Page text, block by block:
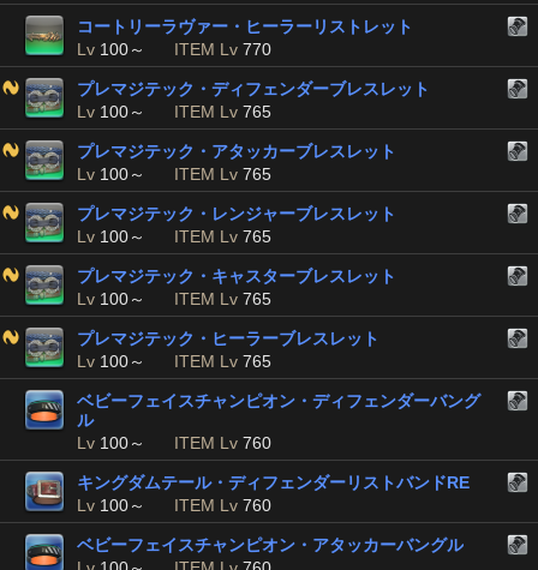
コートリーラヴァー・ヒーラーリストレット
Lv 100～ ITEM Lv 770
プレマジテック・ディフェンダーブレスレット
Lv 100～ ITEM Lv 765
プレマジテック・アタッカーブレスレット
Lv 100～ ITEM Lv 765
プレマジテック・レンジャーブレスレット
Lv 100～ ITEM Lv 765
プレマジテック・キャスターブレスレット
Lv 100～ ITEM Lv 765
プレマジテック・ヒーラーブレスレット
Lv 100～ ITEM Lv 765
ベビーフェイスチャンピオン・ディフェンダーバング
ル
Lv 100～ ITEM Lv 760
キングダムテール・ディフェンダーリストバンドRE
Lv 100～ ITEM Lv 760
ベビーフェイスチャンピオン・アタッカーバングル